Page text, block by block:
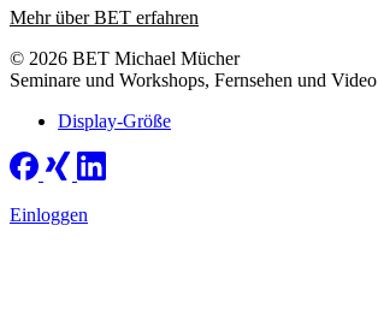
Mehr über BET erfahren
© 2026 BET Michael Mücher
Seminare und Workshops, Fernsehen und Video
Display-Größe
Einloggen